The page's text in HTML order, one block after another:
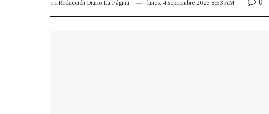
porRedacción Diario La Página lunes, 4 septiembre 2023 8:53 AM 0